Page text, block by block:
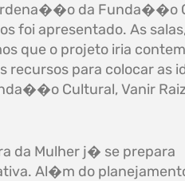
da Funda��o
foi apresentado. As
que o projeto iria
recursos para colocar
Cultural, Vanir
da Mulher j� se prepara
Al�m do